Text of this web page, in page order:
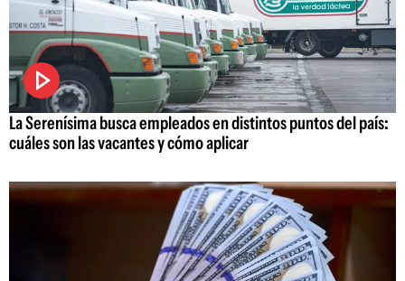
La Serenísima busca empleados en distintos puntos del país:
cuáles son las vacantes y cómo aplicar